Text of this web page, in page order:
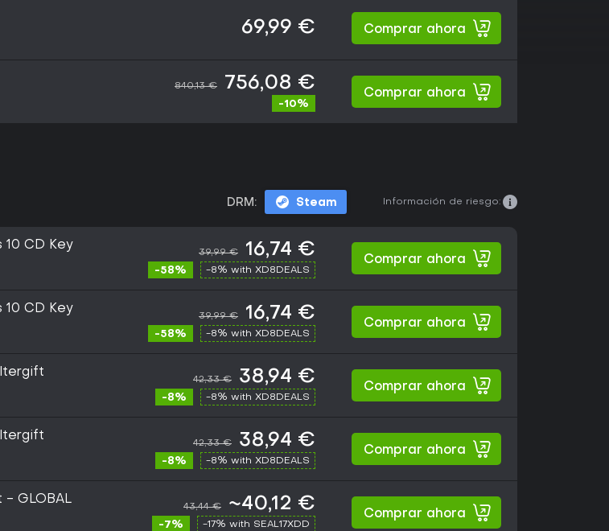
69,99 € Comprar ahora
840,13 € 756,08 €
-10%
Comprar ahora
DRM: Steam Información de riesgo:
10 CD Key
39,99 € 16,74 €
-58% -8% with XD8DEALS
Comprar ahora
10 CD Key
39,99 € 16,74 €
-58% -8% with XD8DEALS
Comprar ahora
42,33 € 38,94 €
-8% -8% with XD8DEALS
Comprar ahora
42,33 € 38,94 €
-8% -8% with XD8DEALS
Comprar ahora
- GLOBAL
43,44 € ~40,12 €
-7% -17% with SEAL17XDD
Comprar ahora